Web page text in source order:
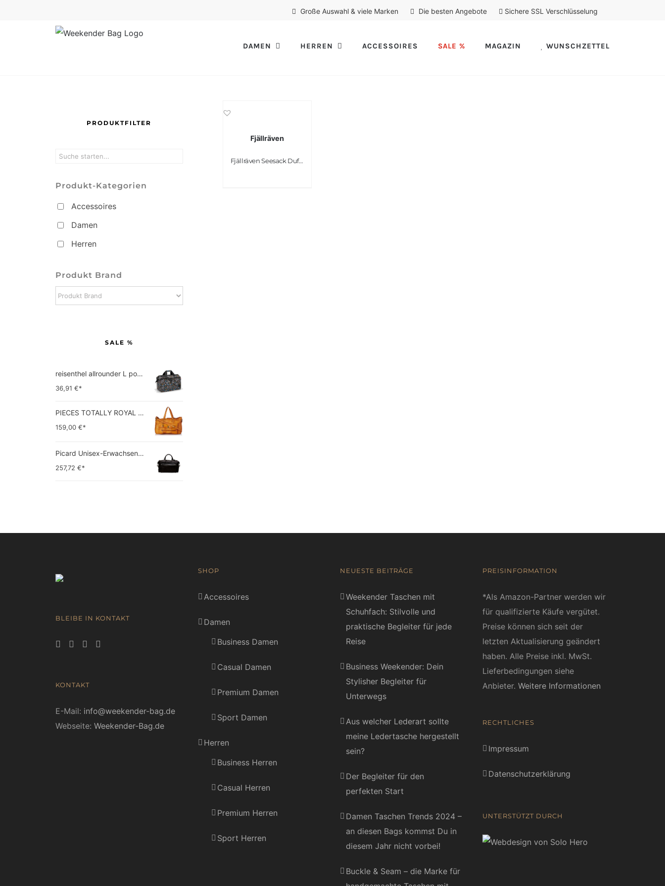
Große Auswahl & viele Marken Die besten Angebote Sichere SSL Verschlüsselung
DAMEN HERREN ACCESSOIRES SALE % MAGAZIN WUNSCHZETTEL
Fjällräven
Fjällräven Seesack Duffel No. 4
PRODUKTFILTER
Produkt-Kategorien
Accessoires
Damen
Herren
Produkt Brand
SALE %
reisenthel allrounder L pocket  Vielseitige Doktortasche für Reise, Arbeit und Freizeit  Mit praktischer Trolley…
36,91 €*
PIECES TOTALLY ROYAL LEATHER TRAVEL BAG 17055349 Damen Umhängetaschen ,1 Groesse (51 x 33 x 14,5 cm)
159,00 €*
Picard Unisex-Erwachsene Buddy Gepäck- Handgepäck
257,72 €*
BLEIBE IN KONTAKT
KONTAKT
E-Mail: info@weekender-bag.de
Webseite: Weekender-Bag.de
SHOP
Accessoires
Damen
Business Damen
Casual Damen
Premium Damen
Sport Damen
Herren
Business Herren
Casual Herren
Premium Herren
Sport Herren
NEUESTE BEITRÄGE
Weekender Taschen mit
Schuhfach: Stilvolle und
praktische Begleiter für jede
Reise
Business Weekender: Dein
Stylisher Begleiter für
Unterwegs
Aus welcher Lederart sollte
meine Ledertasche hergestellt
sein?
Der Begleiter für den
perfekten Start
Damen Taschen Trends 2024 –
an diesen Bags kommst Du in
diesem Jahr nicht vorbei!
Buckle & Seam – die Marke für
PREISINFORMATION
*Als Amazon-Partner werden wir
für qualifizierte Käufe vergütet.
Preise können sich seit der
letzten Aktualisierung geändert
haben. Alle Preise inkl. MwSt.
Lieferbedingungen siehe
Anbieter. Weitere Informationen
RECHTLICHES
Impressum
Datenschutzerklärung
UNTERSTÜTZT DURCH